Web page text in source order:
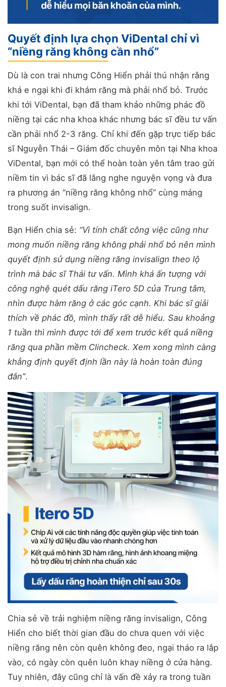
Quyết định lựa chọn ViDental chỉ vì
“niềng răng không cần nhổ”
Dù là con trai nhưng Công Hiển phải thú nhận rằng
khá e ngại khi đi khám răng mà phải nhổ bỏ. Trước
khi tới ViDental, bạn đã tham khảo những phác đồ
niềng tại các nha khoa khác nhưng bác sĩ đều tư vấn
cần phải nhổ 2-3 răng. Chỉ khi đến gặp trực tiếp bác
sĩ Nguyễn Thái – Giám đốc chuyên môn tại Nha khoa
ViDental, bạn mới có thể hoàn toàn yên tâm trao gửi
niềm tin vì bác sĩ đã lắng nghe nguyện vọng và đưa
ra phương án “niềng răng không nhổ” cùng máng
trong suốt invisalign.
Bạn Hiển chia sẻ: “Vì tính chất công việc cũng như
mong muốn niềng răng không phải nhổ bỏ nên mình
quyết định sử dụng niềng răng invisalign theo lộ
trình mà bác sĩ Thái tư vấn. Mình khá ấn tượng với
công nghệ quét dấu răng iTero 5D của Trung tâm,
nhìn được hàm răng ở các góc cạnh. Khi bác sĩ giải
thích về phác đồ, mình thấy rất dễ hiểu. Sau khoảng
1 tuần thì mình được tới để xem trước kết quả niềng
răng qua phần mềm Clincheck. Xem xong mình càng
khẳng định quyết định lần này là hoàn toàn đúng
đắn”.
Chia sẻ về trải nghiệm niềng răng invisalign, Công
Hiển cho biết thời gian đầu do chưa quen với việc
niềng răng nên còn quên không đeo, ngại tháo ra lắp
vào, có ngày còn quên luôn khay niềng ở cửa hàng.
Tuy nhiên, đây cũng chỉ là vấn đề xảy ra trong tuần